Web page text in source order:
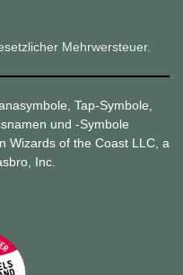
Mehrwersteuer.
Tap-Symbole,
und -Symbole
Wizards of the Coast LLC, a
Inc.